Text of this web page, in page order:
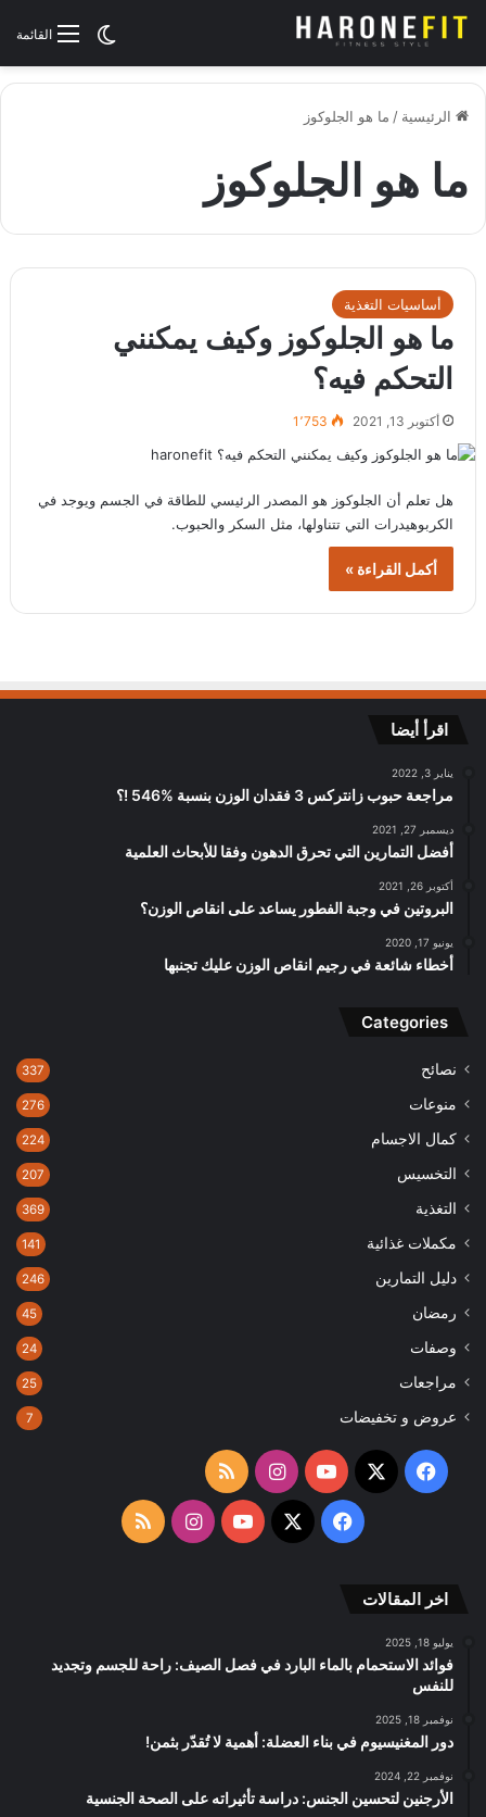
القائمةالوضع
الرئيسية / ما هو الجلوكوز
ما هو الجلوكوز
أساسيات التغذية
ما هو الجلوكوز وكيف يمكنني
التحكم فيه؟
أكتوبر 13, 2021 1٬753
هل تعلم أن الجلوكوز هو المصدر الرئيسي للطاقة في الجسم ويوجد في
الكربوهيدرات التي تتناولها، مثل السكر والحبوب.
أكمل القراءة »
اقرأ أيضا
يناير 3, 2022
مراجعة حبوب زانتركس 3 فقدان الوزن بنسبة %546 !؟
ديسمبر 27, 2021
أفضل التمارين التي تحرق الدهون وفقا للأبحاث العلمية
أكتوبر 26, 2021
البروتين في وجبة الفطور يساعد على انقاص الوزن؟
يونيو 17, 2020
أخطاء شائعة في رجيم انقاص الوزن عليك تجنبها
Categories
نصائح 337
منوعات 276
كمال الاجسام 224
التخسيس 207
التغذية 369
مكملات غذائية 141
دليل التمارين 246
رمضان 45
وصفات 24
مراجعات 25
عروض و تخفيضات 7
فيسبوك
‫X
‫YouTubeانستقرامملخص
الموقع
فيسبوك
‫X
‫YouTubeانستقرامملخص
اخر المقالات
يوليو 18, 2025
فوائد الاستحمام بالماء البارد في فصل الصيف: راحة للجسم وتجديد
للنفس
نوفمبر 18, 2025
دور المغنيسيوم في بناء العضلة: أهمية لا تُقدّر بثمن!
نوفمبر 22, 2024
الأرجنين لتحسين الجنس: دراسة تأثيراته على الصحة الجنسية